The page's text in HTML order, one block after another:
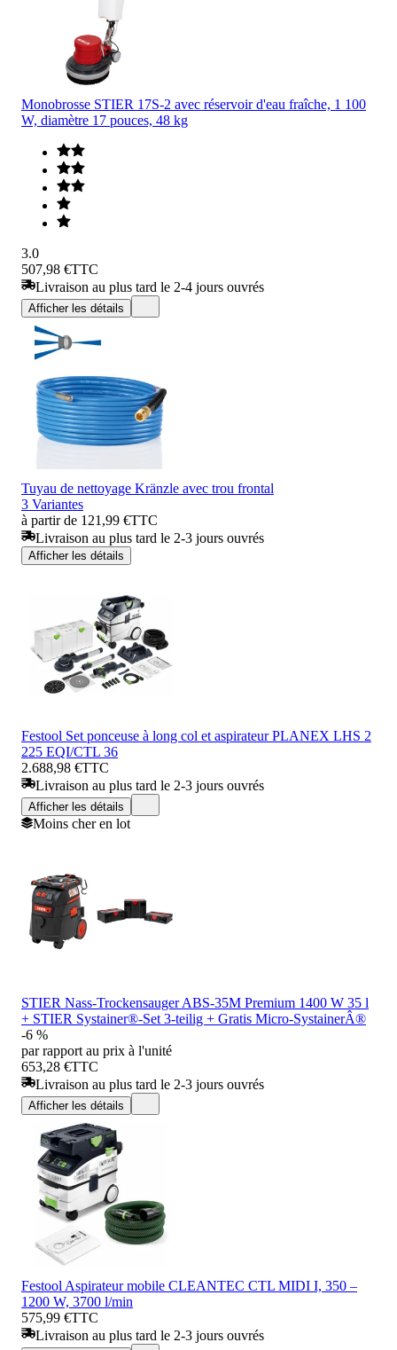
Monobrosse STIER 17S-2 avec réservoir d'eau fraîche, 1 100
W, diamètre 17 pouces, 48 kg
3.0
507,98 €TTC
Livraison au plus tard le 2-4 jours ouvrés
Afficher les détails
Tuyau de nettoyage Kränzle avec trou frontal
3 Variantes
à partir de 121,99 €TTC
Livraison au plus tard le 2-3 jours ouvrés
Afficher les détails
Festool Set ponceuse à long col et aspirateur PLANEX LHS 2
225 EQI/CTL 36
2.688,98 €TTC
Livraison au plus tard le 2-3 jours ouvrés
Afficher les détails
Moins cher en lot
STIER Nass-Trockensauger ABS-35M Premium 1400 W 35 l
+ STIER Systainer®-Set 3-teilig + Gratis Micro-SystainerÂ®
-6 %
par rapport au prix à l'unité
653,28 €TTC
Livraison au plus tard le 2-3 jours ouvrés
Afficher les détails
Festool Aspirateur mobile CLEANTEC CTL MIDI I, 350 –
1200 W, 3700 l/min
575,99 €TTC
Livraison au plus tard le 2-3 jours ouvrés